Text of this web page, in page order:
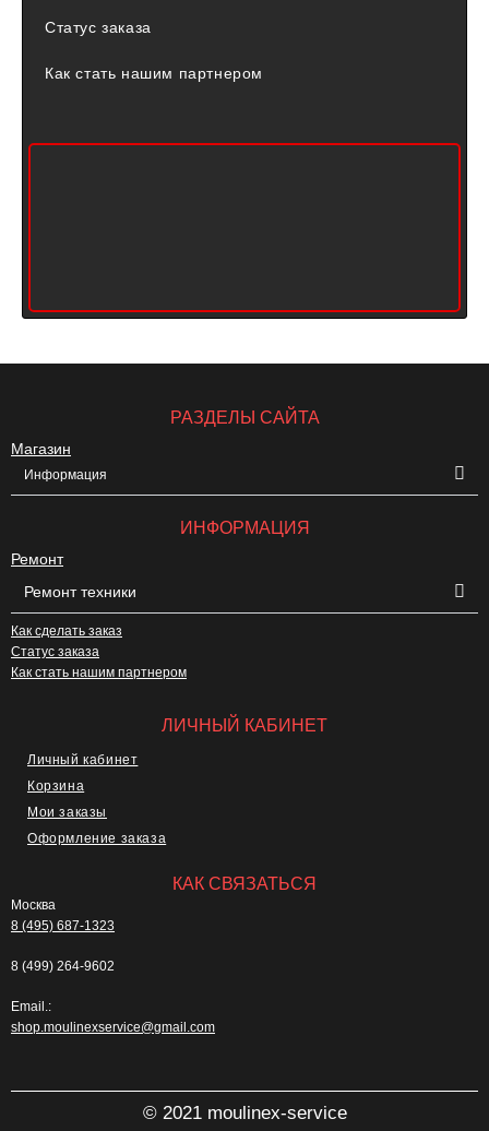
Статус заказа
Как стать нашим партнером
РАЗДЕЛЫ САЙТА
Магазин
Информация
ИНФОРМАЦИЯ
Ремонт
Ремонт техники
Как сделать заказ
Статус заказа
Как стать нашим партнером
ЛИЧНЫЙ КАБИНЕТ
Личный кабинет
Корзина
Мои заказы
Оформление заказа
КАК СВЯЗАТЬСЯ
Москва
8 (495) 687-1323
8 (499) 264-9602
Email.:
shop.moulinexservice@gmail.com
© 2021 moulinex-service